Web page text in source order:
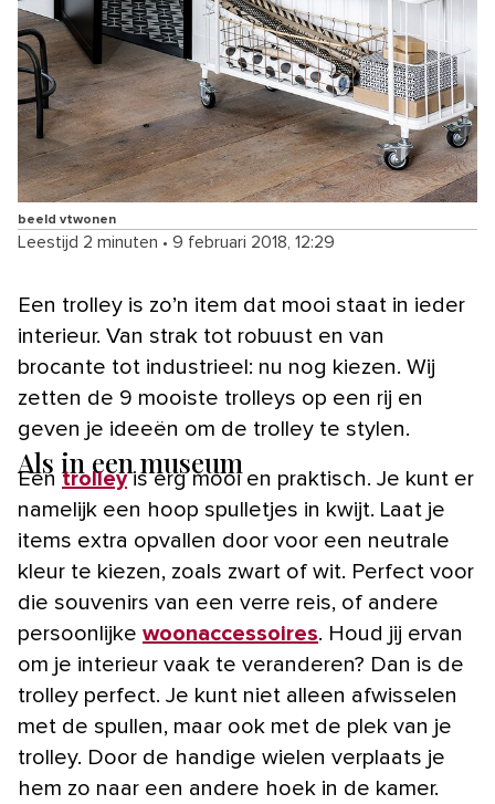
beeld vtwonen
Leestijd 2 minuten • 9 februari 2018, 12:29
Een trolley is zo’n item dat mooi staat in ieder
interieur. Van strak tot robuust en van
brocante tot industrieel: nu nog kiezen. Wij
zetten de 9 mooiste trolleys op een rij en
geven je ideeën om de trolley te stylen.
Als in een museum
Een trolleyis erg mooi en praktisch. Je kunt er
namelijk een hoop spulletjes in kwijt. Laat je
items extra opvallen door voor een neutrale
kleur te kiezen, zoals zwart of wit. Perfect voor
die souvenirs van een verre reis, of andere
persoonlijke woonaccessoires. Houd jij ervan
om je interieur vaak te veranderen? Dan is de
trolley perfect. Je kunt niet alleen afwisselen
met de spullen, maar ook met de plek van je
trolley. Door de handige wielen verplaats je
hem zo naar een andere hoek in de kamer.